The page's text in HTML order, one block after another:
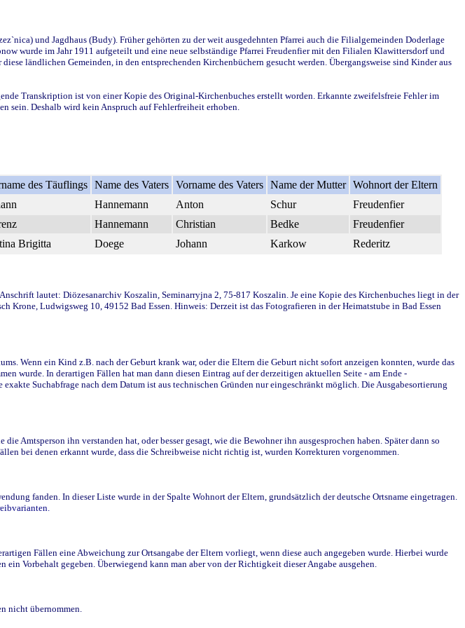
und Jagdhaus (Budy). Früher gehörten zu der weit ausgedehnten Pfarrei auch die Filialgemeinden Doderlage
wurde im Jahr 1911 aufgeteilt und eine neue selbständige Pfarrei Freudenfier mit den Filialen Klawittersdorf und
ländlichen Gemeinden, in den entsprechenden Kirchenbüchern gesucht werden. Übergangsweise sind Kinder aus
Transkription ist von einer Kopie des Original-Kirchenbuches erstellt worden. Erkannte zweifelsfreie Fehler im
sein. Deshalb wird kein Anspruch auf Fehlerfreiheit erhoben.
des Täuflings Name des Vaters Vorname des Vaters Name der Mutter Wohnort der Eltern
Hannemann Anton Schur
Freudenfier
Hannemann Christian Bedke
Freudenfier
Brigitta Doege Johann Karkow Rederitz
lautet: Diözesanarchiv Koszalin, Seminarryjna 2, 75-817 Koszalin. Je eine Kopie des Kirchenbuches liegt in der
Krone, Ludwigsweg 10, 49152 Bad Essen. Hinweis: Derzeit ist das Fotografieren in der Heimatstube in Bad Essen
Wenn ein Kind z.B. nach der Geburt krank war, oder die Eltern die Geburt nicht sofort anzeigen konnten, wurde das
wurde. In derartigen Fällen hat man dann diesen Eintrag auf der derzeitigen aktuellen Seite - am Ende -
Suchabfrage nach dem Datum ist aus technischen Gründen nur eingeschränkt möglich. Die Ausgabesortierung
Amtsperson ihn verstanden hat, oder besser gesagt, wie die Bewohner ihn ausgesprochen haben. Später dann so
bei denen erkannt wurde, dass die Schreibweise nicht richtig ist, wurden Korrekturen vorgenommen.
fanden. In dieser Liste wurde in der Spalte Wohnort der Eltern, grundsätzlich der deutsche Ortsname eingetragen.
Fällen eine Abweichung zur Ortsangabe der Eltern vorliegt, wenn diese auch angegeben wurde. Hierbei wurde
Vorbehalt gegeben. Überwiegend kann man aber von der Richtigkeit dieser Angabe ausgehen.
nicht übernommen.